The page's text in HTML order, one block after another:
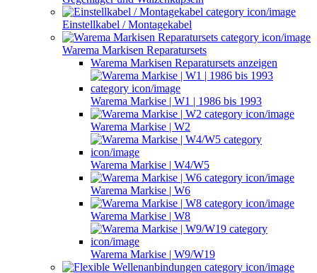
Einstellkabel / Montagekabel
Warema Markisen Reparatursets
Warema Markisen Reparatursets anzeigen
Warema Markise | W1 | 1986 bis 1993
Warema Markise | W2
Warema Markise | W4/W5
Warema Markise | W6
Warema Markise | W8
Warema Markise | W9/W19